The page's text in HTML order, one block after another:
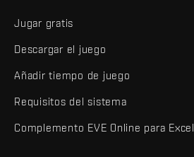
Jugar gratis
Descargar el juego
Añadir tiempo de juego
Requisitos del sistema
Complemento EVE Online para Excel